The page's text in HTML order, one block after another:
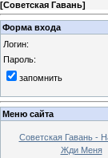
[Советская Гавань]
Форма входа
Логин:
Пароль:
запомнить
Меню сайта
Советская Гавань -
Жди Меня